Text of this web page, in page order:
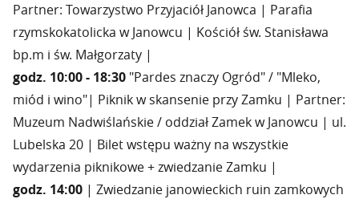
Partner: Towarzystwo Przyjaciół Janowca | Parafia
rzymskokatolicka w Janowcu | Kościół św. Stanisława
bp.m i św. Małgorzaty |
godz. 10:00 - 18:30 "Pardes znaczy Ogród" / "Mleko,
miód i wino"| Piknik w skansenie przy Zamku | Partner:
Muzeum Nadwiślańskie / oddział Zamek w Janowcu | ul.
Lubelska 20 | Bilet wstępu ważny na wszystkie
wydarzenia piknikowe + zwiedzanie Zamku |
godz. 14:00 | Zwiedzanie janowieckich ruin zamkowych